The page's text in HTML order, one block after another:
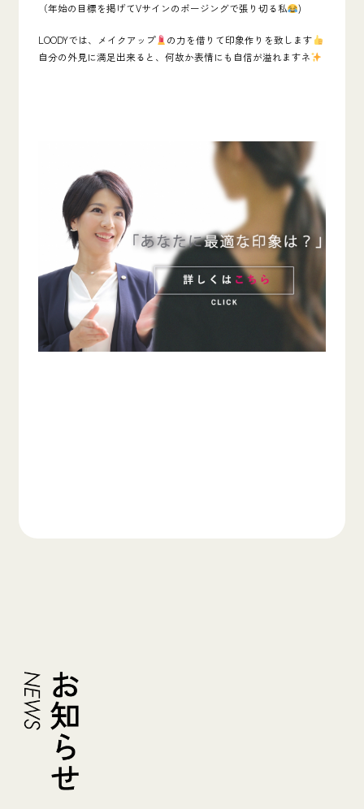
（年始の目標を掲げてVサインのポージングで張り切る私 )
LOODYでは、メイクアップ
の力を借りて印象作りを致します
自分の外見に満足出来ると、何故か表情にも自信が溢れますネ